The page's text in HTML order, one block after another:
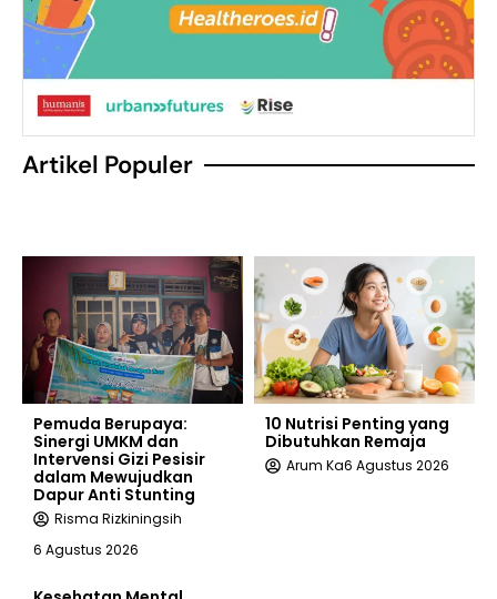
Artikel Populer
Pemuda Berupaya:
Sinergi UMKM dan
Intervensi Gizi Pesisir
dalam Mewujudkan
Dapur Anti Stunting
Risma Rizkiningsih
6 Agustus 2026
10 Nutrisi Penting yang
Dibutuhkan Remaja
Arum Ka6 Agustus 2026